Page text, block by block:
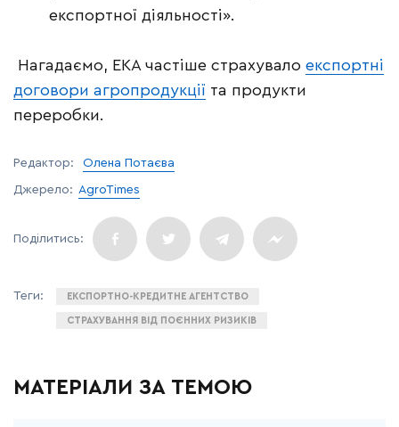
експортної діяльності».
Нагадаємо, ЕКА частіше страхувало експортні
договори агропродукції та продукти
переробки.
Редактор: Олена Потаєва
Джерело: AgroTimes
ЕКСПОРТНО-КРЕДИТНЕ АГЕНТСТВО
СТРАХУВАННЯ ВІД ПОЄННИХ РИЗИКІВ
МАТЕРІАЛИ ЗА ТЕМОЮ